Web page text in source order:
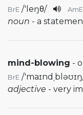
BrE /'leŋθ/ AmE
noun - a
mind-blowing -
BrE /'maɪndˌbləʊɪŋ
adjective - very